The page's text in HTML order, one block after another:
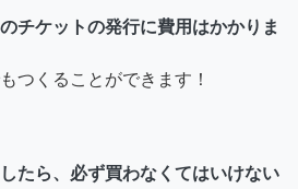
なりますか？
チケットの発行に費用はかかりま
つくることができます！
たら、必ず買わなくてはいけない